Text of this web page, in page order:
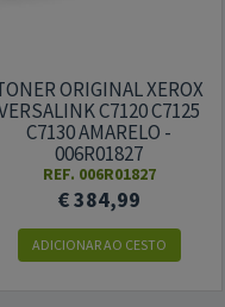
ORIGINAL XEROX
C7120 C7125
C7130 AMARELO -
006R01827
REF. 006R01827
€ 384,99
ADICIONAR AO CESTO